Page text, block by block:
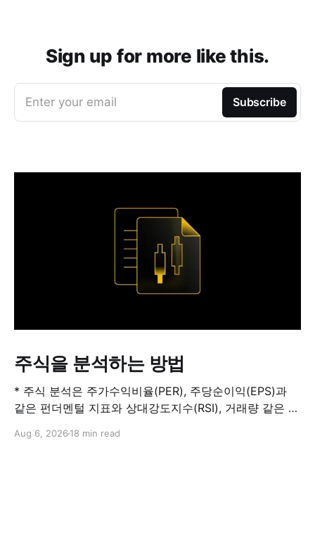
Sign up for more like this.
Enter your email Subscribe
주식을 분석하는 방법
* 주식 분석은 주가수익비율(PER), 주당순이익(EPS)과
같은 펀더멘털 지표와 상대강도지수(RSI), 거래량 같은 기
는지, 저평가됐는지를 판단하는 과정입니다. 하나의 지표
Aug 6, 2026 18 min read